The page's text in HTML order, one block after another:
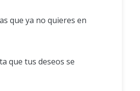
que ya no quieres en
que tus deseos se